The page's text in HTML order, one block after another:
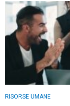
RISORSE UMANE